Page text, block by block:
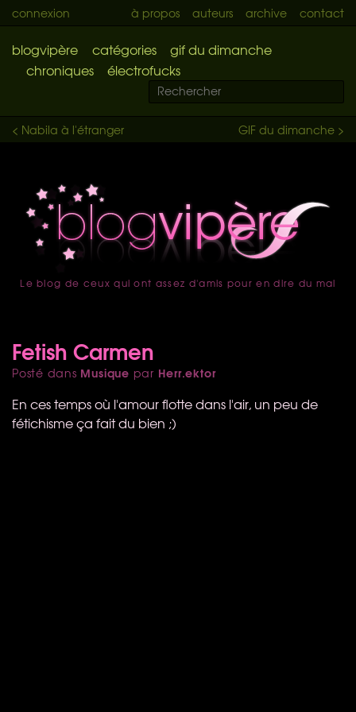
connexion à propos auteurs archive contact
blogvipère catégories
gif du dimanche
chroniques
électrofucks
GIF du dimanche >
< Nabila à l'étranger
accueil
Le blog de ceux qui ont assez d'amis pour en dire du mal
Fetish Carmen
Posté dans Musique par Herr.ektor
En ces temps où l'amour flotte dans l'air, un peu de
fétichisme ça fait du bien ;)